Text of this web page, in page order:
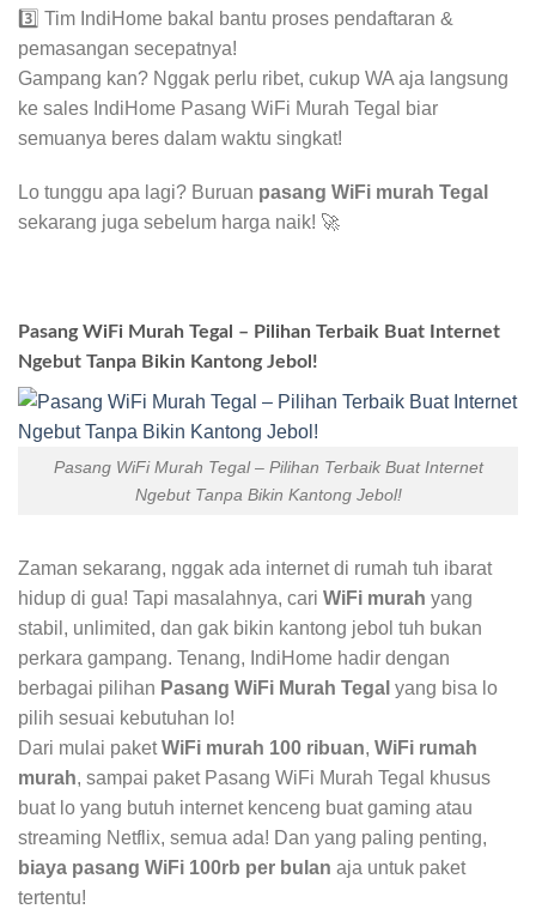
3️⃣ Tim IndiHome bakal bantu proses pendaftaran &
pemasangan secepatnya!
Gampang kan? Nggak perlu ribet, cukup WA aja langsung
ke sales IndiHome Pasang WiFi Murah Tegal biar
semuanya beres dalam waktu singkat!
Lo tunggu apa lagi? Buruan pasang WiFi murah Tegal
sekarang juga sebelum harga naik! 🚀
Pasang WiFi Murah Tegal – Pilihan Terbaik Buat Internet
Ngebut Tanpa Bikin Kantong Jebol!
Pasang WiFi Murah Tegal – Pilihan Terbaik Buat Internet
Ngebut Tanpa Bikin Kantong Jebol!
Zaman sekarang, nggak ada internet di rumah tuh ibarat
hidup di gua! Tapi masalahnya, cari WiFi murah yang
stabil, unlimited, dan gak bikin kantong jebol tuh bukan
perkara gampang. Tenang, IndiHome hadir dengan
berbagai pilihan Pasang WiFi Murah Tegal yang bisa lo
pilih sesuai kebutuhan lo!
Dari mulai paketWiFi murah 100 ribuan, WiFi rumah
murah, sampai paket Pasang WiFi Murah Tegal khusus
buat lo yang butuh internet kenceng buat gaming atau
streaming Netflix, semua ada! Dan yang paling penting,
biaya pasang WiFi 100rb per bulan aja untuk paket
tertentu!